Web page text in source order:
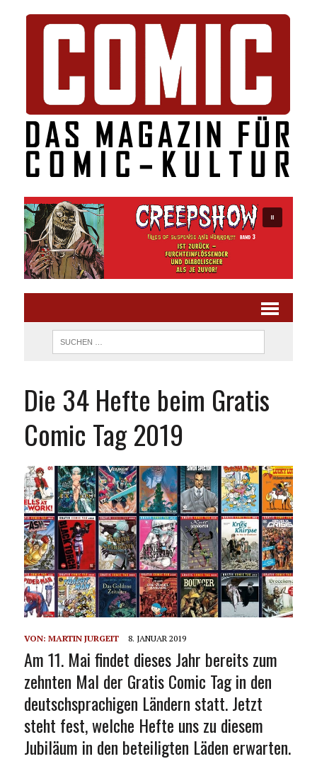
Die 34 Hefte beim Gratis
Comic Tag 2019
VON: MARTIN JURGEIT 8. JANUAR 2019
Am 11. Mai findet dieses Jahr bereits zum
zehnten Mal der Gratis Comic Tag in den
deutschsprachigen Ländern statt. Jetzt
steht fest, welche Hefte uns zu diesem
Jubiläum in den beteiligten Läden erwarten.